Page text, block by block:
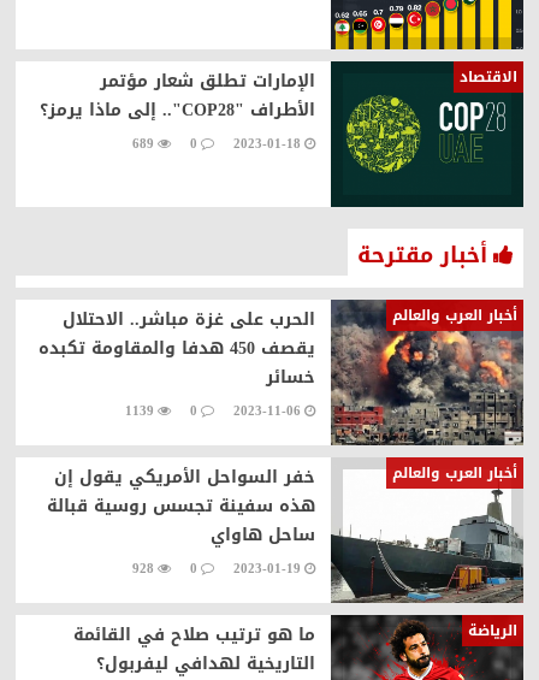
الاقتصاد
الإمارات تطلق شعار مؤتمر
الأطراف "COP28".. إلى ماذا يرمز؟
2023-01-18
0
689
أخبار مقترحة
أخبار العرب والعالم
الحرب على غزة مباشر.. الاحتلال
يقصف 450 هدفا والمقاومة تكبده
خسائر
2023-11-06
0
1139
أخبار العرب والعالم
خفر السواحل الأمريكي يقول إن
هذه سفينة تجسس روسية قبالة
ساحل هاواي
2023-01-19
0
928
الرياضة
ما هو ترتيب صلاح في القائمة
التاريخية لهدافي ليفربول؟